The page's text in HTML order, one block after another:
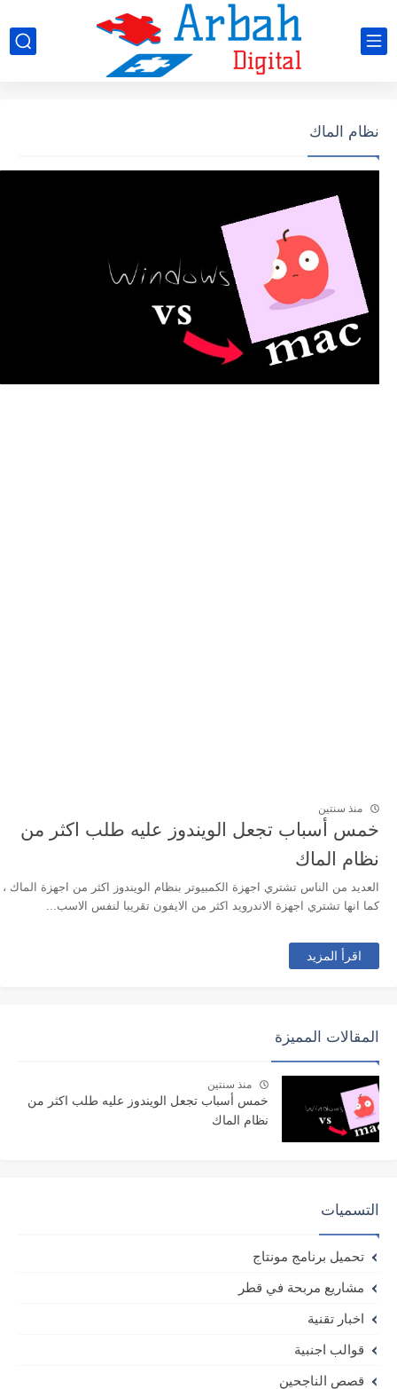
نظام الماك
منذ سنتين
خمس أسباب تجعل الويندوز عليه طلب اكثر من
نظام الماك
العديد من الناس تشتري اجهزة الكمبيوتر بنظام الويندوز اكثر من اجهزة الماك ،
كما انها تشتري اجهزة الاندرويد اكثر من الايفون تقريبا لنفس الاسب...
اقرأ المزيد
المقالات المميزة
منذ سنتين
خمس أسباب تجعل الويندوز عليه طلب اكثر من
نظام الماك
التسميات
تحميل برنامج مونتاج
مشاريع مربحة في قطر
اخبار تقنية
قوالب اجنبية
قصص الناجحين